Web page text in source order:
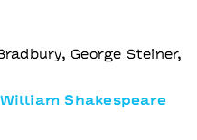
George Steiner,
Shakespeare